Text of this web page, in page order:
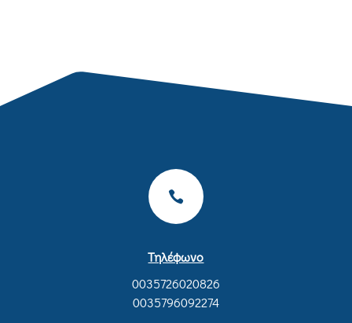

Τηλέφωνο
0035726020826
0035796092274